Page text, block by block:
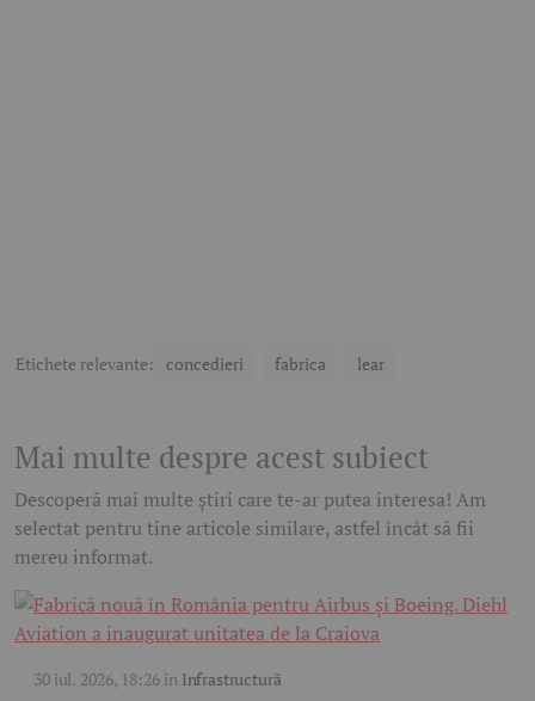
Etichete relevante: concedieri fabrica lear
Mai multe despre acest subiect
Descoperă mai multe știri care te-ar putea interesa! Am
selectat pentru tine articole similare, astfel încât să fii
mereu informat.
30 iul. 2026, 18:26în Infrastructură